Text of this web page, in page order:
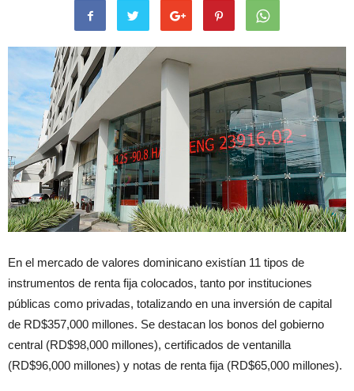
En el mercado de valores dominicano existían 11 tipos de
instrumentos de renta fija colocados, tanto por instituciones
públicas como privadas, totalizando en una inversión de capital
de RD$357,000 millones. Se destacan los bonos del gobierno
central (RD$98,000 millones), certificados de ventanilla
(RD$96,000 millones) y notas de renta fija (RD$65,000 millones).